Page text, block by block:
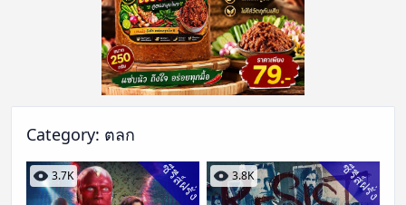
Category: ตลก
3.7K ซีรีส์ฝรั่ง 3.8K ซีรีส์ฝรั่ง